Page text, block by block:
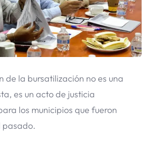
de la bursatilización no es una
es un acto de justicia
los municipios que fueron
pasado.